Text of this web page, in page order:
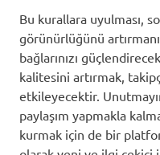
Bu kurallara uyulması,
görünürlüğünü
bağlarınızı
kalitesini artırmak,
etkileyecektir.
paylaşım yapmakla
kurmak için de bir